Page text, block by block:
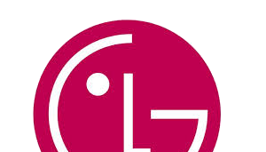
conteúdo